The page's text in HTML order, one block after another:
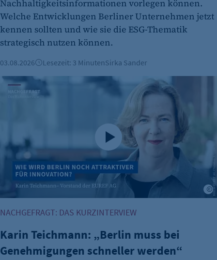
Nachhaltigkeitsinformationen vorlegen können.
Welche Entwicklungen Berliner Unternehmen jetzt
kennen sollten und wie sie die ESG-Thematik
strategisch nutzen können.
03.08.2026 Lesezeit: 3 MinutenSirka Sander
Karin Teichmann: „Berlin muss bei Genehmigungen
NACHGEFRAGT: DAS KURZINTERVIEW
Karin Teichmann: „Berlin muss bei
Genehmigungen schneller werden“